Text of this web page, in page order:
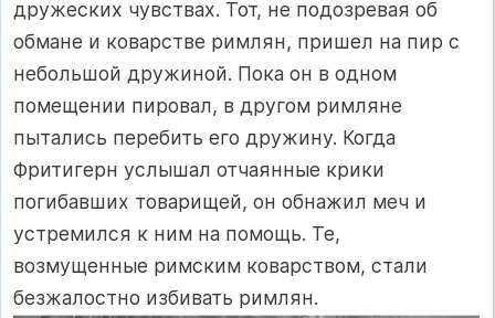
дружеских чувствах. Тот, не подозревая об
обмане и коварстве римлян, пришел на пир с
небольшой дружиной. Пока он в одном
помещении пировал, в другом римляне
пытались перебить его дружину. Когда
Фритигерн услышал отчаянные крики
погибавших товарищей, он обнажил меч и
устремился к ним на помощь. Те,
возмущенные римским коварством, стали
безжалостно избивать римлян.